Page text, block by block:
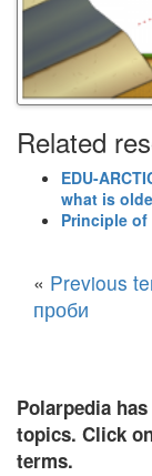
Related
EDU-
what is
Principle
« Previous
проби
Polarpedia
topics. Click
terms.